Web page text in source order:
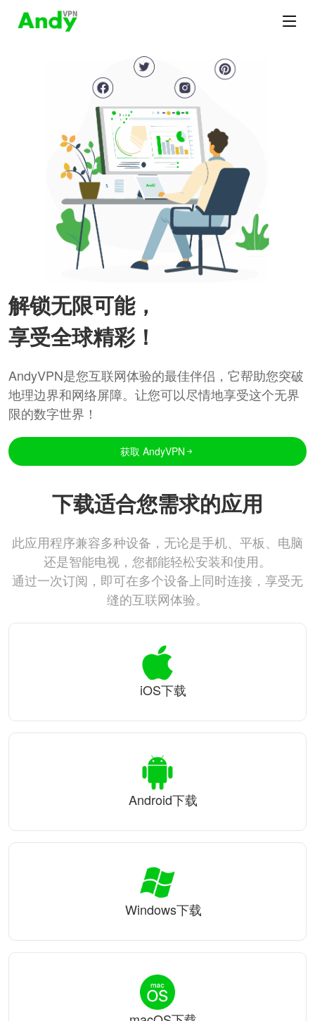
解锁无限可能，
享受全球精彩！
AndyVPN是您互联网体验的最佳伴侣，它帮助您突破
地理边界和网络屏障。让您可以尽情地享受这个无界
限的数字世界！
获取 AndyVPN
下载适合您需求的应用
此应用程序兼容多种设备，无论是手机、平板、电脑
还是智能电视，您都能轻松安装和使用。
通过一次订阅，即可在多个设备上同时连接，享受无
缝的互联网体验。
iOS下载
Android下载
Windows下载